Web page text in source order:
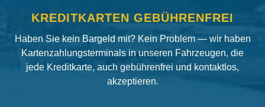
KREDITKARTEN GEBÜHRENFREI
Haben Sie kein Bargeld mit? Kein Problem — wir haben
Kartenzahlungsterminals in unseren Fahrzeugen, die
jede Kreditkarte, auch gebührenfrei und kontaktlos,
akzeptieren.